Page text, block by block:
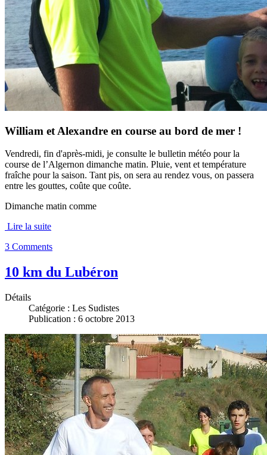
William et Alexandre en course au bord de mer !
Vendredi, fin d'après-midi, je consulte le bulletin météo pour la
course de l’Algernon dimanche matin. Pluie, vent et température
fraîche pour la saison. Tant pis, on sera au rendez vous, on passera
entre les gouttes, coûte que coûte.
Dimanche matin comme
Lire la suite
3 Comments
10 km du Lubéron
Détails
Catégorie : Les Sudistes
Publication : 6 octobre 2013